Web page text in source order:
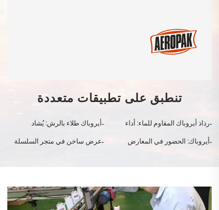
تنطبق على تطبيقات متعددة
رذاذ أيروباك المقاوم للماء: أداء
نجوم
أيروباك طلاء بالرش: يُشاد
العملاء
أيروباك: الحضور في المعارض
عرض ساخن في متجر السلسلة